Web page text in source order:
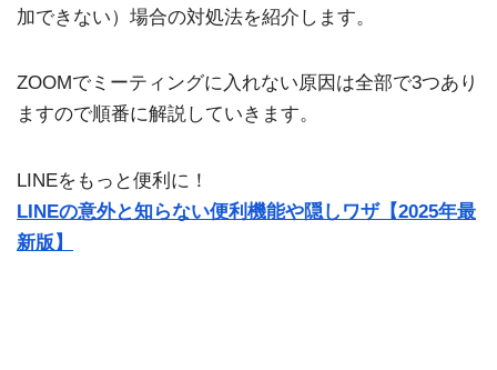
加できない）場合の対処法を紹介します。
ZOOMでミーティングに入れない原因は全部で3つあり
ますので順番に解説していきます。
LINEをもっと便利に！
LINEの意外と知らない便利機能や隠しワザ【2025年最
新版】